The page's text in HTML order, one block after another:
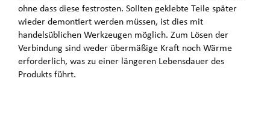
ohne dass diese festrosten. Sollten geklebte Teile später
wieder demontiert werden müssen, ist dies mit
handelsüblichen Werkzeugen möglich. Zum Lösen der
Verbindung sind weder übermäßige Kraft noch Wärme
erforderlich, was zu einer längeren Lebensdauer des
Produkts führt.